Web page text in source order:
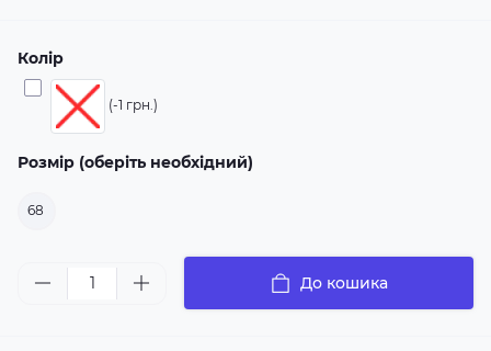
Колір
(-1 грн.)
Розмір (оберіть необхідний)
68
До кошика